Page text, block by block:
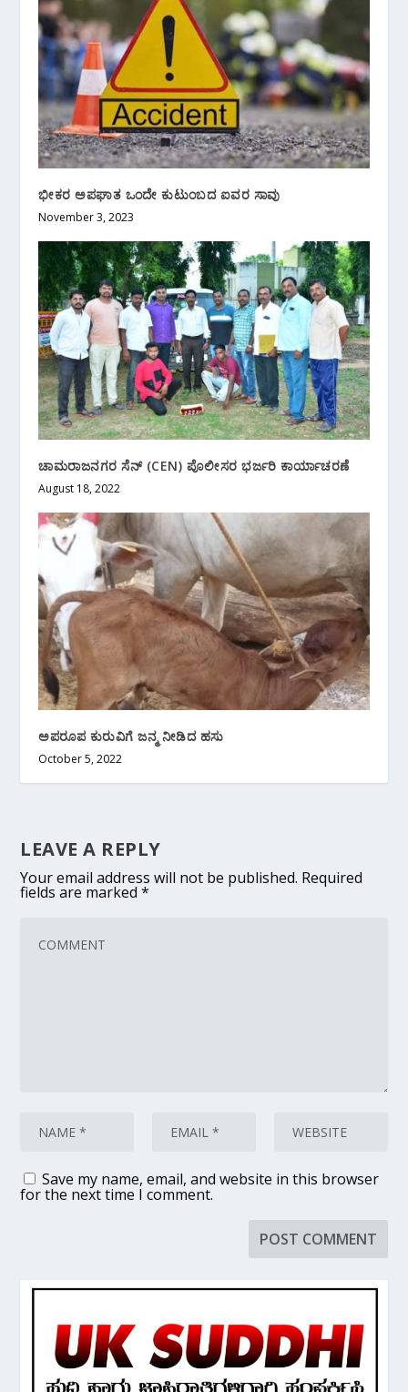
ಭೀಕರ ಅಪಘಾತ ಒಂದೇ ಕುಟುಂಬದ ಐವರ ಸಾವು
November 3, 2023
ಚಾಮರಾಜನಗರ ಸೆನ್ (CEN) ಪೊಲೀಸರ ಭರ್ಜರಿ ಕಾರ್ಯಾಚರಣೆ
August 18, 2022
ಅಪರೂಪ ಕುರುವಿಗೆ ಜನ್ಮ ನೀಡಿದ ಹಸು
October 5, 2022
LEAVE A REPLY
Your email address will not be published. Required
fields are marked*
Save my name, email, and website in this browser
for the next time I comment.